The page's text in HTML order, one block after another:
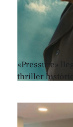
«Pressure»
thriller